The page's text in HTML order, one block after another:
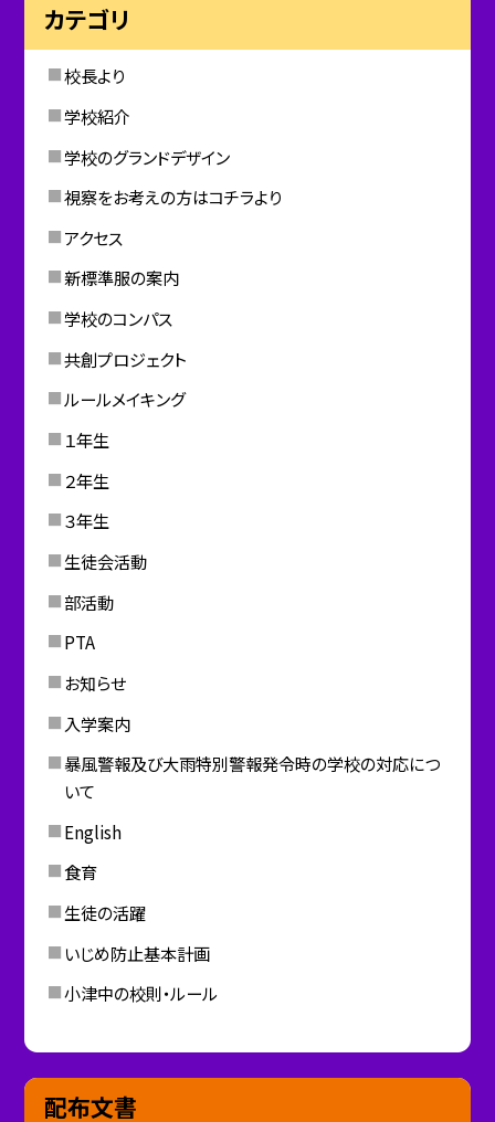
カテゴリ
校長より
学校紹介
学校のグランドデザイン
視察をお考えの方はコチラより
アクセス
新標準服の案内
学校のコンパス
共創プロジェクト
ルールメイキング
１年生
２年生
３年生
生徒会活動
部活動
PTA
お知らせ
入学案内
暴風警報及び大雨特別警報発令時の学校の対応につ
いて
English
食育
生徒の活躍
いじめ防止基本計画
小津中の校則・ルール
配布文書